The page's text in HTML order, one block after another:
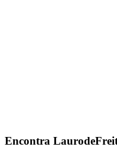
Encontra